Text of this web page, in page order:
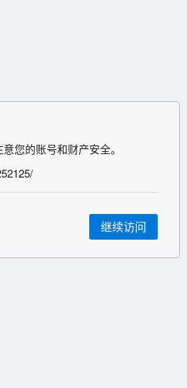
您的账号和财产安全。
继续访问